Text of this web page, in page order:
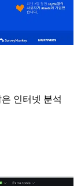
인터넷 분석